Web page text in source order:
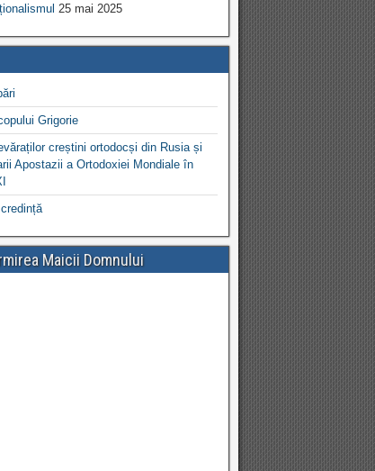
25 mai 2025
Grigorie
creștini ortodocși din Rusia și
Apostazii a Ortodoxiei Mondiale în
Maicii Domnului